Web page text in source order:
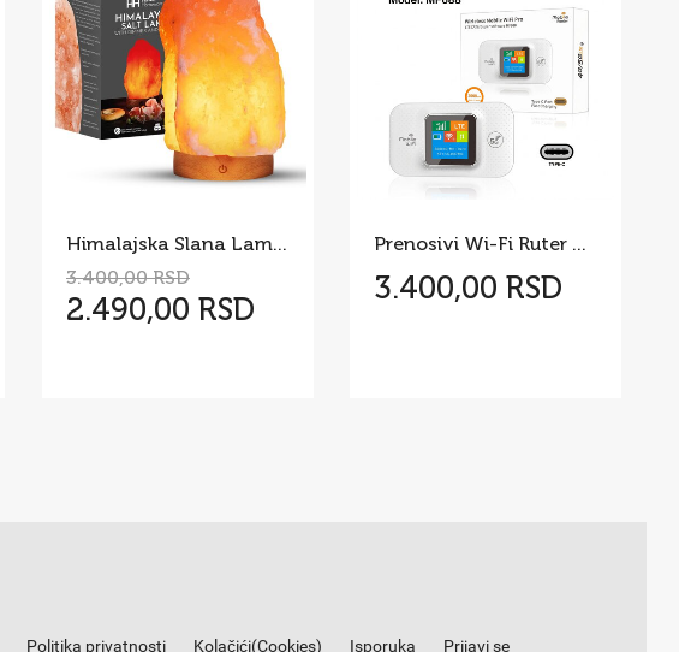
Himalajska Slana Lampa
3.400,00 RSD
2.490,00 RSD
Prenosivi Wi-Fi Ruter MF688
3.400,00 RSD
Politika privatnosti Kolačići(Cookies) Isporuka Prijavi se